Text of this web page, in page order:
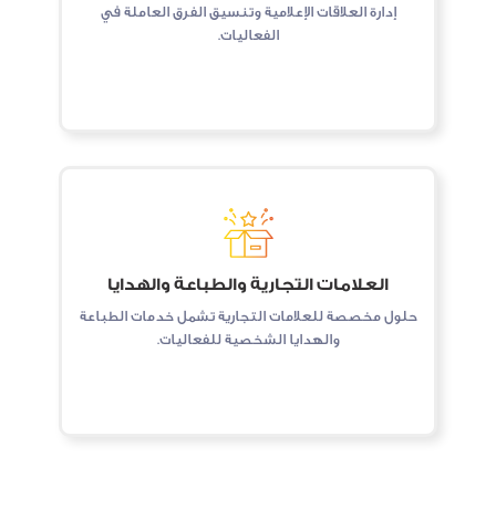
إدارة العلاقات الإعلامية وتنسيق الفرق العاملة في
الفعاليات.
العلامات التجارية والطباعة والهدايا
حلول مخصصة للعلامات التجارية تشمل خدمات الطباعة
والهدايا الشخصية للفعاليات.